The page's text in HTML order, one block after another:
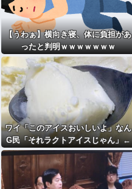
【うわぁ】横向き寝、体に負担があ
ったと判明ｗｗｗｗｗｗｗ
ワイ「このアイスおいしいよ」なん
G民「それラクトアイスじゃん」←
これ